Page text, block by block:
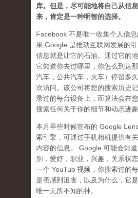
库。但是，尽可能地将自己从信
来，肯定是一种明智的选择。
Facebook 不是唯一收集个人信
果 Google 是推动互联网发展的
信息就是让它的石油。通过它的
它知道你去过哪里，你怎么到达
汽车，公共汽车，火车）停留多
次访问。该公司将您的搜索历史
录过的每台设备上，而算法会在
搜索任何关于你的细节和动态迹象
本月早些时候宣布的 Google
索引擎，可通过手机相机提供有
内容的信息。 Google 可能会知
别，爱好，职业，兴趣，关系状
一个 YouTub 视频，你搜索过的
是否感到沮丧，以及为什么，它
唯一无所不知的神。